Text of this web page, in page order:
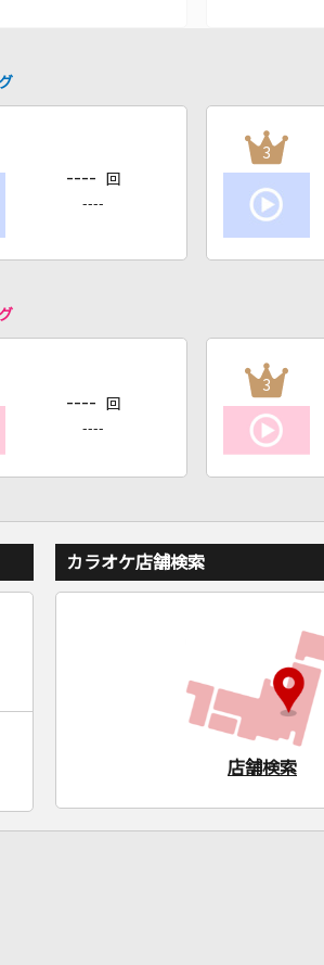
---- 回
----
3
---- 回
----
3
カラオケ店舗検索
店舗検索